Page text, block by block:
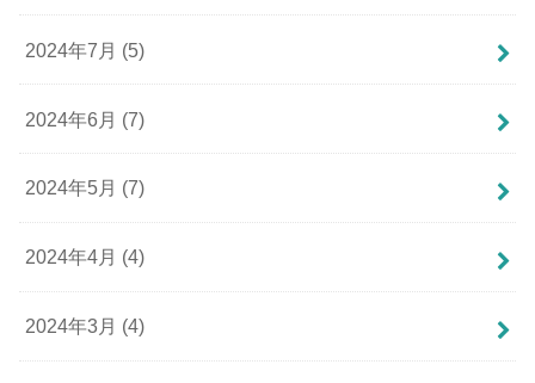
2024年7月 (5)
2024年6月 (7)
2024年5月 (7)
2024年4月 (4)
2024年3月 (4)